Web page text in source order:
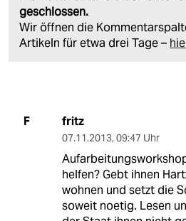
geschlossen.
Wir öffnen die
Artikeln für etwa drei Tage –
F fritz
07.11.2013, 09:47 Uhr
helfen? Gebt ihnen
wohnen und setzt die
soweit noetig. Lesen